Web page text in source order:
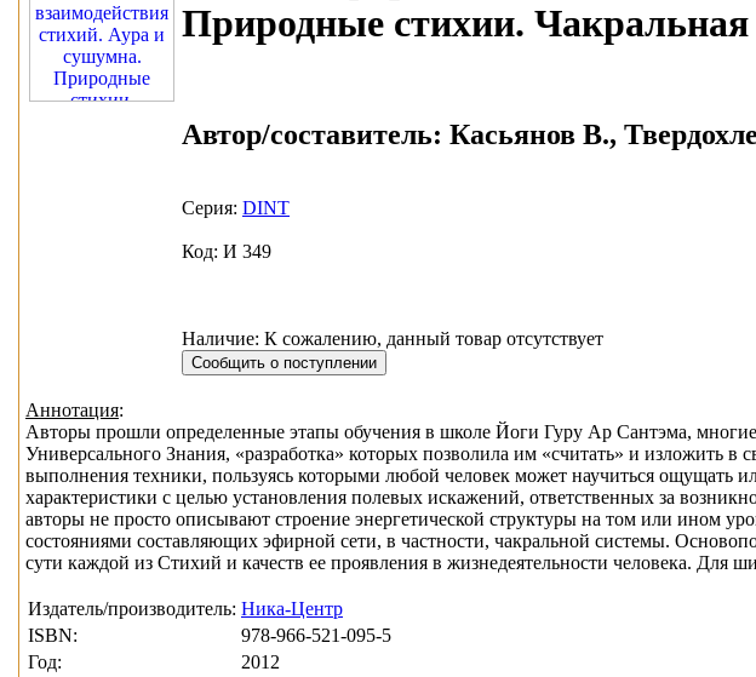
Природные стихии. Чакральная
Автор/составитель: Касьянов В.,
Серия: DINT
Код: И 349
Наличие: К сожалению, данный товар отсутствует
Аннотация:
Авторы прошли определенные этапы обучения в школе Йоги Гуру Ар Сантэма,
Универсального Знания, «разработка» которых позволила им «считать» и
выполнения техники, пользуясь которыми любой человек может научиться ощущать
характеристики с целью установления полевых искажений, ответственных за
авторы не просто описывают строение энергетической структуры на том или ином
состояниями составляющих эфирной сети, в частности, чакральной системы.
сути каждой из Стихий и качеств ее проявления в жизнедеятельности человека. Для
Издатель/производитель: Ника-Центр
ISBN:
978-966-521-095-5
Год:
2012